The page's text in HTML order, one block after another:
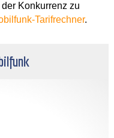
Konkurrenz zu
Tarifrechner.